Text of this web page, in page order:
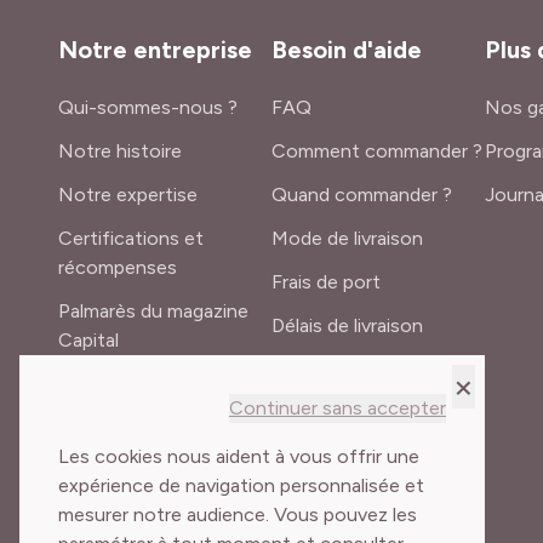
×
Continuer sans accepter
Les cookies nous aident à vous offrir une
expérience de navigation personnalisée et
mesurer notre audience. Vous pouvez les
Notre entreprise
Qui-sommes-nous ?
Notre histoire
Notre expertise
Certifications et
récompenses
Palmarès du magazine
Capital
Besoin d'aide
FAQ
Comment commander ?
Quand commander ?
Mode de livraison
Frais de port
Délais de livraison
Plus
Nos